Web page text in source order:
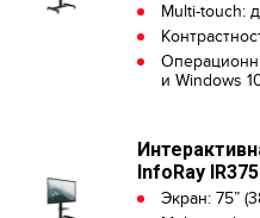
Multi-touch:
и Windows
InfoRay
Экран: 75”